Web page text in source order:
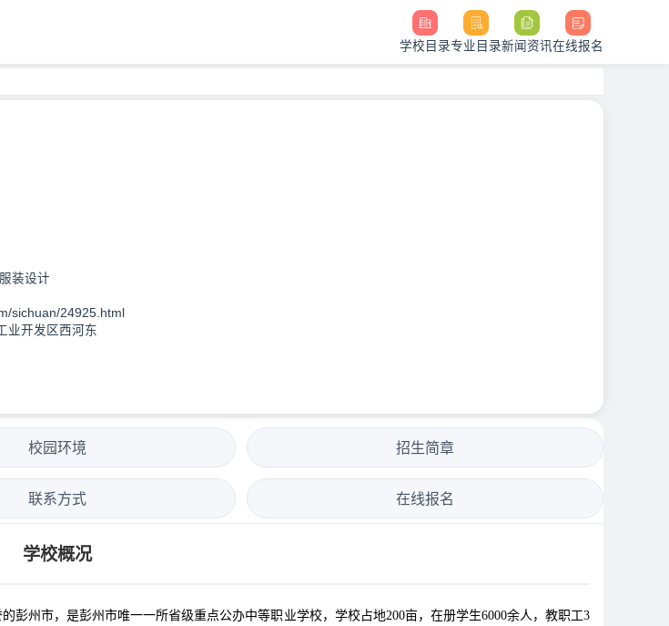
学校目录专业目录新闻资讯在线报名
装设计
sichuan/24925.html
业开发区西河东
校园环境 招生简章
联系方式 在线报名
学校概况
州市，是彭州市唯一一所省级重点公办中等职业学校，学校占地200亩，在册学生6000余人，教职工3